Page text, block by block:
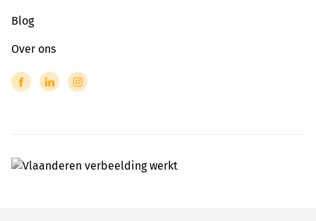
Blog
Over ons